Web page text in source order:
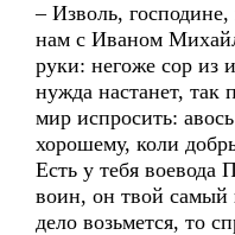
– Изволь,
нам с Иваном
руки: негоже сор из
нужда настанет, так
мир испросить:
хорошему, коли
Есть у тебя воевода
воин, он твой самый
дело возьмется, то